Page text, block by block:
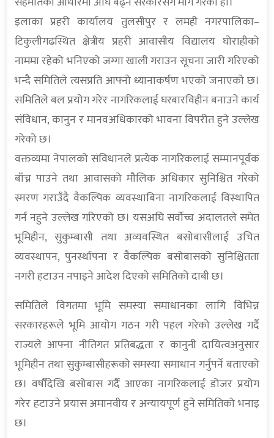
इलाका प्रहरी कार्यालय तुलसीपुर र लमही नगरपालिका–
टिकुलीगढस्थित क्षेत्रीय प्रहरी आवासीय विद्यालय घोराहीको
नाममा रहेको भनिएको जग्गा खाली गराउन सूचना जारी गरिएको
भन्दै समितिले त्यसप्रति आफ्नो ध्यानाकर्षण भएको जनाएको छ।
समितिले बल प्रयोग गरेर नागरिकलाई घरबारविहीन बनाउने कार्य
संविधान, कानुन र मानवअधिकारको भावना विपरीत हुने उल्लेख
गरेको छ।
वक्तव्यमा नेपालको संविधानले प्रत्येक नागरिकलाई सम्मानपूर्वक
बाँच्न पाउने तथा आवासको मौलिक अधिकार सुनिश्चित गरेको
स्मरण गराउँदै वैकल्पिक व्यवस्थाबिना नागरिकलाई विस्थापित
गर्न नहुने उल्लेख गरिएको छ। यसअघि सर्वोच्च अदालतले समेत
भूमिहीन, सुकुम्बासी तथा अव्यवस्थित बसोबासीलाई उचित
व्यवस्थापन, पुनर्स्थापना र वैकल्पिक बसोबासको सुनिश्चितता
नगरी हटाउन नपाइने आदेश दिएको समितिको दाबी छ।
समितिले विगतमा भूमि समस्या समाधानका लागि विभिन्न
सरकारहरूले भूमि आयोग गठन गरी पहल गरेको उल्लेख गर्दै
राज्यले आफ्ना नीतिगत प्रतिबद्धता र कानुनी दायित्वअनुसार
भूमिहीन तथा सुकुम्बासीहरूको समस्या समाधान गर्नुपर्ने बताएको
छ। वर्षौंदेखि बसोबास गर्दै आएका नागरिकलाई डोजर प्रयोग
गरेर हटाउने प्रयास अमानवीय र अन्यायपूर्ण हुने समितिको भनाइ
छ।